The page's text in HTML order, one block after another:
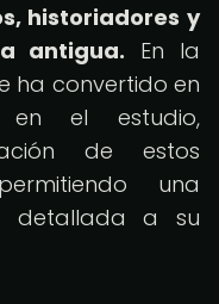
historiadores y
antigua. En la
ha convertido en
en el estudio,
de estos
una
detallada a su